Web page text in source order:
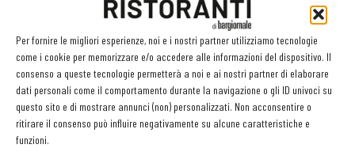
Per fornire le migliori esperienze, noi e i nostri partner utilizziamo tecnologie
come i cookie per memorizzare e/o accedere alle informazioni del dispositivo. Il
consenso a queste tecnologie permetterà a noi e ai nostri partner di elaborare
dati personali come il comportamento durante la navigazione o gli ID univoci su
questo sito e di mostrare annunci (non) personalizzati. Non acconsentire o
ritirare il consenso può influire negativamente su alcune caratteristiche e
funzioni.
illuminato le nuove generazioni di chef e reso grande la sala.
Il premio Le Soste per la Sostenibilità de La Feniceva a
Giancarlo Morelliper la profonda attenzione alla materia prima
attraverso un’alta cucina che riunisce ricerca, talento e
consapevolezza nell’utilizzo degli alimenti, rendendolo promotore di
importanti iniziative per lo sviluppo e la sostenibilità dei piatti.